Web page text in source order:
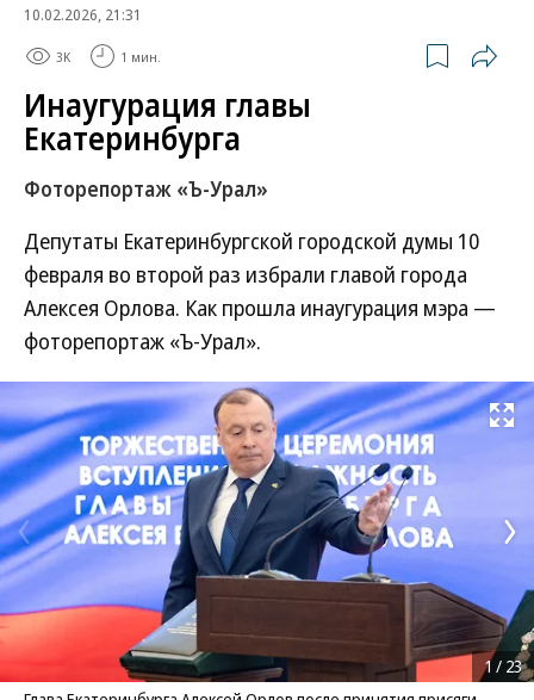
10.02.2026, 21:31
3K 1 мин.
Инаугурация главы
Екатеринбурга
Фоторепортаж «Ъ-Урал»
Депутаты Екатеринбургской городской думы 10
февраля во второй раз избрали главой города
Алексея Орлова. Как прошла инаугурация мэра —
фоторепортаж «Ъ-Урал».
Развернуть
1/ 23